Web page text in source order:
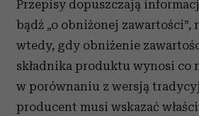
Przepisy dopuszczają
bądź „o obniżonej
wtedy, gdy obniżenie
składnika produktu wynosi co
w porównaniu z wersją
producent musi wskazać